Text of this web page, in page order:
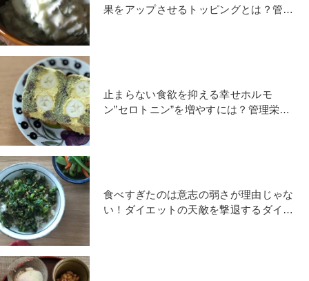
果をアップさせるトッピングとは？管理
止まらない食欲を抑える幸せホルモ
ン”セロトニン”を増やすには？管理栄養
食べすぎたのは意志の弱さが理由じゃな
い！ダイエットの天敵を撃退するダイエ